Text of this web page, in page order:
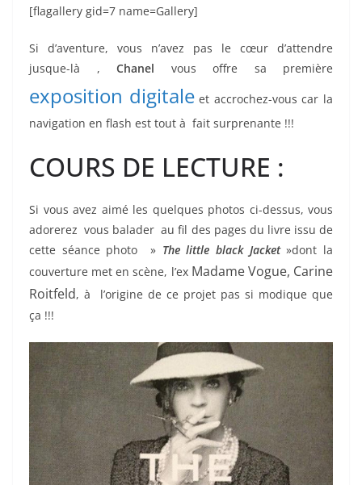
[flagallery gid=7 name=Gallery]
Si d’aventure, vous n’avez pas le cœur d’attendre
jusque-là , Chanel vous offre sa première
exposition digitaleet accrochez-vous car la
navigation en flash est tout à fait surprenante !!!
COURS DE LECTURE :
Si vous avez aimé les quelques photos ci-dessus, vous
adorerez vous balader au fil des pages du livre issu de
cette séance photo » The little black Jacket»dont la
couverture met en scène, l’ex Madame Vogue, Carine
Roitfeld, à l’origine de ce projet pas si modique que
ça !!!